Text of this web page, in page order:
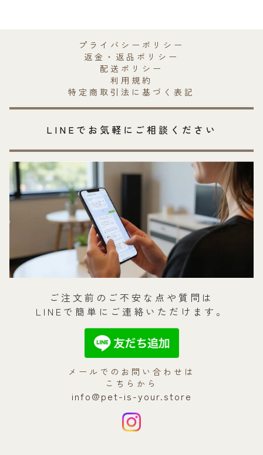
プライバシーポリシー
返金・返品ポリシー
配送ポリシー
利用規約
特定商取引法に基づく表記
LINEでお気軽にご相談ください
ご注文前のご不安な点や質問は
LINEで簡単にご連絡いただけます。
メールでのお問い合わせは
こちらから
info@pet-is-your.store